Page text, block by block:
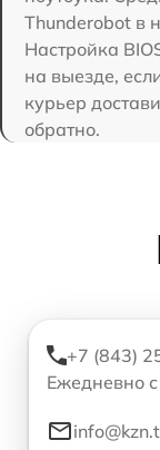
Thunderobot в
Настройка
на выезде,
курьер
обратно.
+7 (843)
Ежедневно